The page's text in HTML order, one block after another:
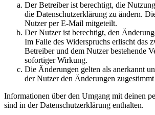
Der Betreiber ist berechtigt, die
die Datenschutzerklärung zu ändern.
Nutzer per E-Mail mitgeteilt.
Der Nutzer ist berechtigt, den
Im Falle des Widerspruchs erlischt das
Betreiber und dem Nutzer bestehende
sofortiger Wirkung.
Die Änderungen gelten als anerkannt
der Nutzer den Änderungen zugestimmt
Informationen über den Umgang mit deinen
sind in der Datenschutzerklärung enthalten.